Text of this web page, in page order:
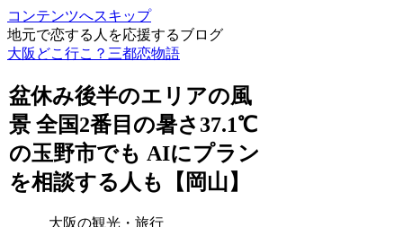
コンテンツへスキップ
地元で恋する人を応援するブログ
大阪どこ行こ？三都恋物語
盆休み後半のエリアの風
景 全国2番目の暑さ37.1℃
の玉野市でも AIにプラン
を相談する人も【岡山】
大阪の観光・旅行